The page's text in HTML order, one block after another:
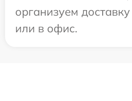
организуем
или в офис.